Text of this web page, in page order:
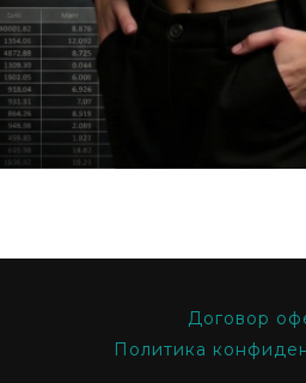
Договор
Политика